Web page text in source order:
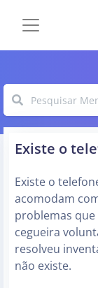
Existe o
Existe o
acomodam
problemas que
cegueira
resolveu
não existe.